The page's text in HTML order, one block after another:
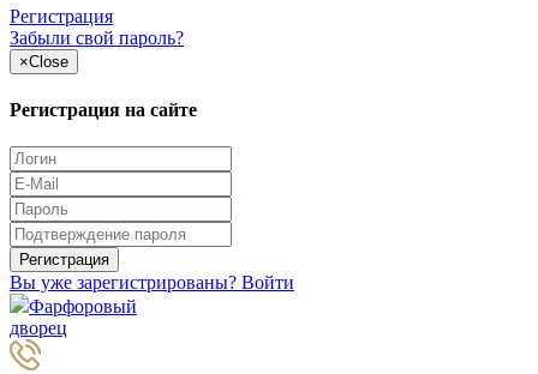
Регистрация
Забыли свой пароль?
×Close
Регистрация на сайте
Вы уже зарегистрированы? Войти
Фарфоровый
дворец